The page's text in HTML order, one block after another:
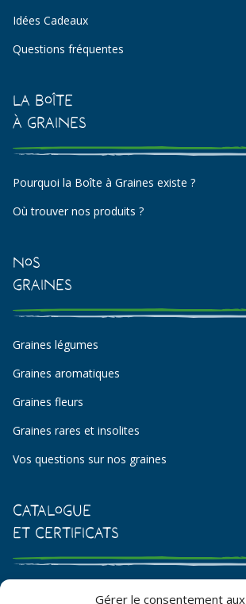
Gérer le consentement aux
Idées Cadeaux
Questions fréquentes
La Boîte
à Graines
Pourquoi la Boîte à Graines existe ?
Où trouver nos produits ?
Nos
Graines
Graines légumes
Graines aromatiques
Graines fleurs
Graines rares et insolites
Vos questions sur nos graines
Catalogue
et certificats
Catalogue de graines et semences